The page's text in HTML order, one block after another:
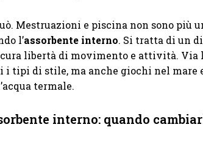
Mestruazioni e piscina non sono più
l’assorbente interno. Si tratta di un
libertà di movimento e attività. Via
i tipi di stile, ma anche giochi nel mare
termale.
interno: quando